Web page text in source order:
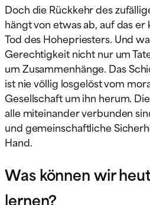
Doch die Rückkehr des
hängt von etwas ab, auf das
Tod des Hohepriesters. Und
Gerechtigkeit nicht nur um
um Zusammenhänge. Das
ist nie völlig losgelöst vom
Gesellschaft um ihn herum.
alle miteinander verbunden
und gemeinschaftliche
Hand.
Was können wir
lernen?